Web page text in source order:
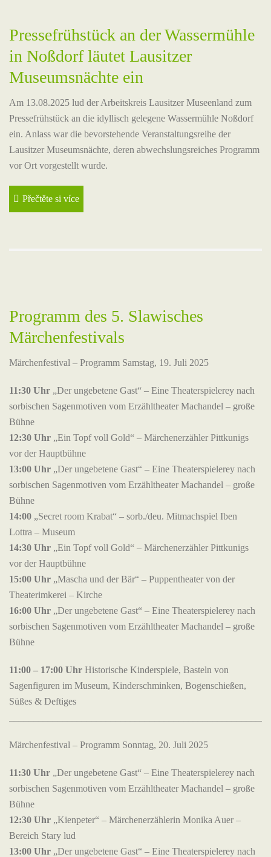
Pressefrühstück an der Wassermühle
in Noßdorf läutet Lausitzer
Museumsnächte ein
Am 13.08.2025 lud der Arbeitskreis Lausitzer Museenland zum
Pressefrühstück an die idyllisch gelegene Wassermühle Noßdorf
ein. Anlass war die bevorstehende Veranstaltungsreihe der
Lausitzer Museumsnächte, deren abwechslungsreiches Programm
vor Ort vorgestellt wurde.
Přečtěte si více
Programm des 5. Slawisches
Märchenfestivals
Märchenfestival – Programm Samstag, 19. Juli 2025
11:30 Uhr „Der ungebetene Gast“ – Eine Theaterspielerey nach
sorbischen Sagenmotiven vom Erzähltheater Machandel – große
Bühne
12:30 Uhr „Ein Topf voll Gold“ – Märchenerzähler Pittkunigs
vor der Hauptbühne
13:00 Uhr „Der ungebetene Gast“ – Eine Theaterspielerey nach
sorbischen Sagenmotiven vom Erzähltheater Machandel – große
Bühne
14:00 „Secret room Krabat“ – sorb./deu. Mitmachspiel Iben
Lottra – Museum
14:30 Uhr „Ein Topf voll Gold“ – Märchenerzähler Pittkunigs
vor der Hauptbühne
15:00 Uhr „Mascha und der Bär“ – Puppentheater von der
Theaterimkerei – Kirche
16:00 Uhr „Der ungebetene Gast“ – Eine Theaterspielerey nach
sorbischen Sagenmotiven vom Erzähltheater Machandel – große
Bühne
11:00 – 17:00 Uhr Historische Kinderspiele, Basteln von
Sagenfiguren im Museum, Kinderschminken, Bogenschießen,
Süßes & Deftiges
Märchenfestival – Programm Sonntag, 20. Juli 2025
11:30 Uhr „Der ungebetene Gast“ – Eine Theaterspielerey nach
sorbischen Sagenmotiven vom Erzähltheater Machandel – große
Bühne
12:30 Uhr „Kienpeter“ – Märchenerzählerin Monika Auer –
Bereich Stary lud
13:00 Uhr „Der ungebetene Gast“ – Eine Theaterspielerey nach